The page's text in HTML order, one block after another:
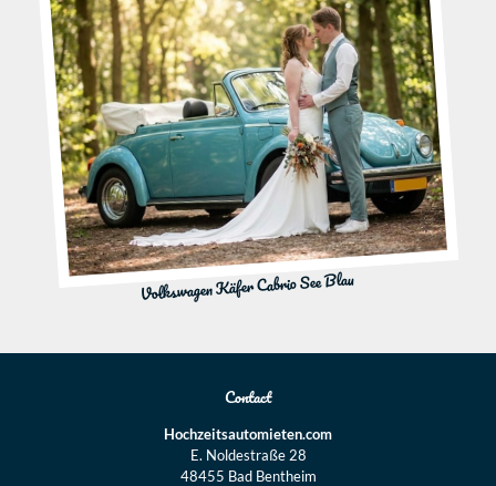
Volkswagen Käfer Cabrio See Blau
Contact
Hochzeitsautomieten.com
E. Noldestraße 28
48455 Bad Bentheim